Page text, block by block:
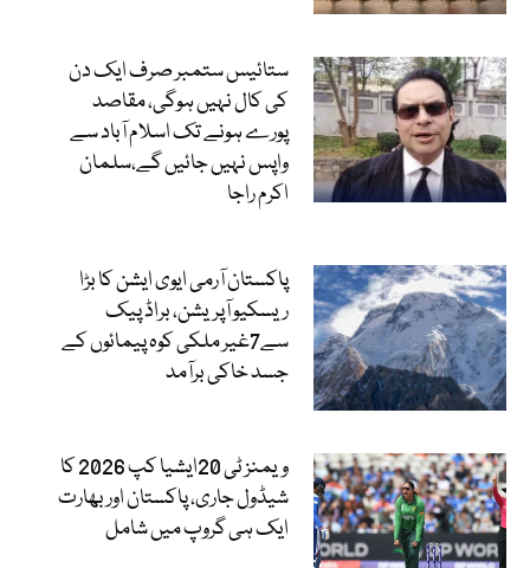
ستائیس ستمبر صرف ایک دن
کی کال نہیں ہوگی، مقاصد
پورے ہونے تک اسلام آباد سے
واپس نہیں جائیں گے،سلمان
اکرم راجا
پاکستان آرمی ایوی ایشن کا بڑا
ریسکیو آپریشن، براڈ پیک
سے7غیر ملکی کوہ پیمائوں کے
جسد خاکی برآمد
ویمنز ٹی 20ایشیا کپ 2026 کا
شیڈول جاری، پاکستان اور بھارت
ایک ہی گروپ میں شامل